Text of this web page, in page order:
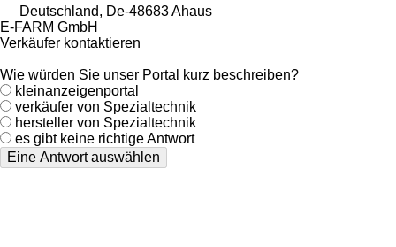
Deutschland, De-48683 Ahaus
E-FARM GmbH
Verkäufer kontaktieren
Wie würden Sie unser Portal kurz beschreiben?
kleinanzeigenportal
verkäufer von Spezialtechnik
hersteller von Spezialtechnik
es gibt keine richtige Antwort
Eine Antwort auswählen